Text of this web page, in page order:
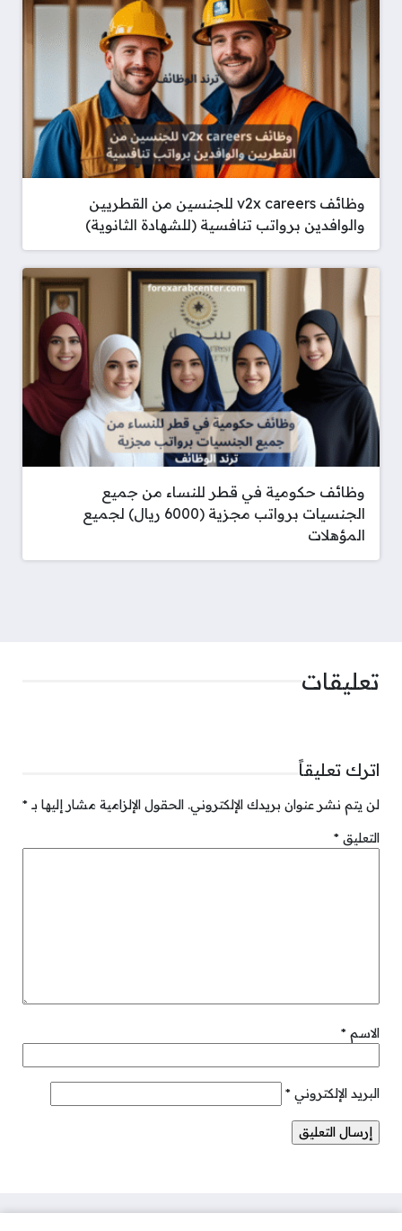
وظائف v2x careers للجنسين من القطريين
والوافدين برواتب تنافسية (للشهادة الثانوية)
وظائف حكومية في قطر للنساء من جميع
الجنسيات برواتب مجزية (6000 ريال) لجميع
المؤهلات
تعليقات
اترك تعليقاً
لن يتم نشر عنوان بريدك الإلكتروني. الحقول الإلزامية مشار إليها بـ *
التعليق *
الاسم *
البريد الإلكتروني *